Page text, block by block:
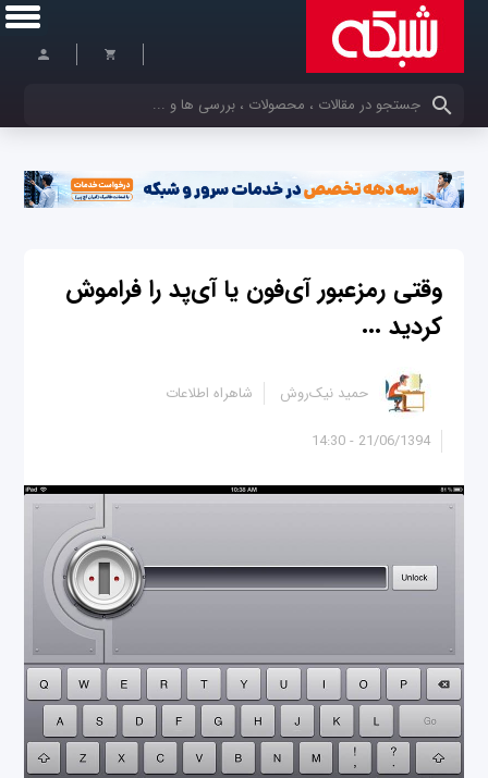
کلمات کلیدی خود را وارد کنید
وقتی رمزعبور آی‌فون یا آی‌پد را فراموش
کردید ...
21/06/1394 - 14:30
حمید نیک‌روش شاهراه اطلاعات